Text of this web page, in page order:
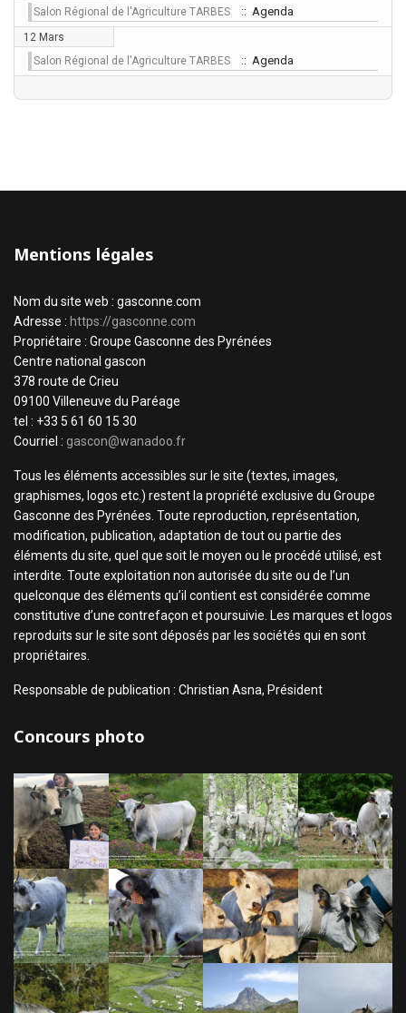
Salon Régional de l'Agriculture TARBES
:: Agenda
12 Mars
Salon Régional de l'Agriculture TARBES
:: Agenda
Mentions légales
Nom du site web : gasconne.com
Adresse : https://gasconne.com
Propriétaire : Groupe Gasconne des Pyrénées
Centre national gascon
378 route de Crieu
09100 Villeneuve du Paréage
tel : +33 5 61 60 15 30
Courriel : gascon@wanadoo.fr
Tous les éléments accessibles sur le site (textes, images,
graphismes, logos etc.) restent la propriété exclusive du Groupe
Gasconne des Pyrénées. Toute reproduction, représentation,
modification, publication, adaptation de tout ou partie des
éléments du site, quel que soit le moyen ou le procédé utilisé, est
interdite. Toute exploitation non autorisée du site ou de l’un
quelconque des éléments qu’il contient est considérée comme
constitutive d’une contrefaçon et poursuivie. Les marques et logos
reproduits sur le site sont déposés par les sociétés qui en sont
propriétaires.
Responsable de publication : Christian Asna, Président
Concours photo